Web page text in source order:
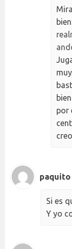
por
Si es
Y yo